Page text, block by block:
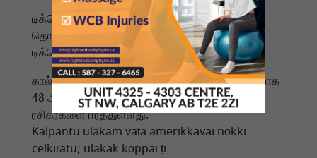
டிக்கெட் விலை $60 (சுமார் ரூ. 5,000) இல்
தொடங்குகிறது. இருப்பினும், உயர் பிரிவுகளில்
டிக்கெட்டுகள் லட்சக்கணக்கில் செலவாகும்.
கால்பந்து உலகக் கோப்பை வரலாற்றில் முதல் முறையாக
48 அணிகள் போட்டியிடுகின்றன என்பதும் பல
ரசிகர்களை ஈர்த்துள்ளது.
Kālpantu ulakam vaṭa amerikkāvai nōkki
celkiṟatu; ulakak kōppai ṭi